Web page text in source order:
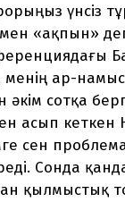
үнсіз
мен «ақпын»
менің ар-
сотқа
асып
сен
Сонда
қылмыстық